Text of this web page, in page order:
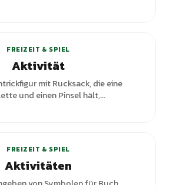
FREIZEIT & SPIEL
Aktivität
mit Rucksack, die eine
und einen Pinsel hält,...
FREIZEIT & SPIEL
Aktivitäten